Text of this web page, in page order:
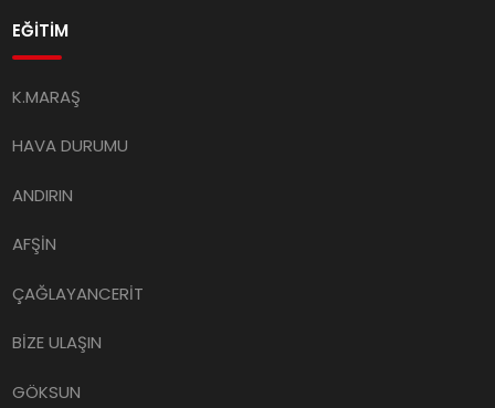
EĞİTİM
K.MARAŞ
HAVA DURUMU
ANDIRIN
AFŞİN
ÇAĞLAYANCERİT
BİZE ULAŞIN
GÖKSUN